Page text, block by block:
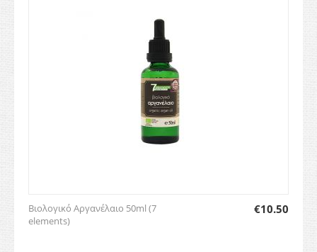
Βιολογικό Αργανέλαιο 50ml (7
elements)
€10.50